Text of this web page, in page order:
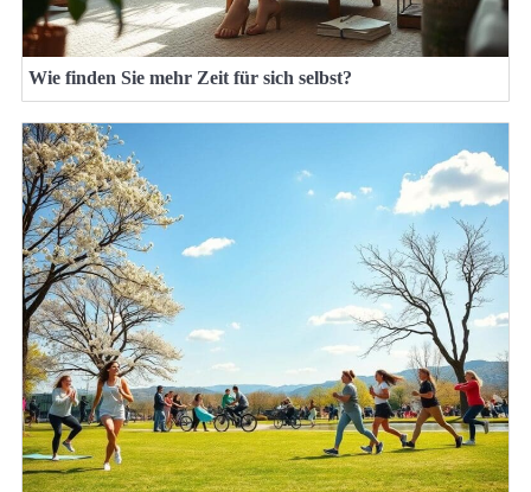
Wie finden Sie mehr Zeit für sich selbst?